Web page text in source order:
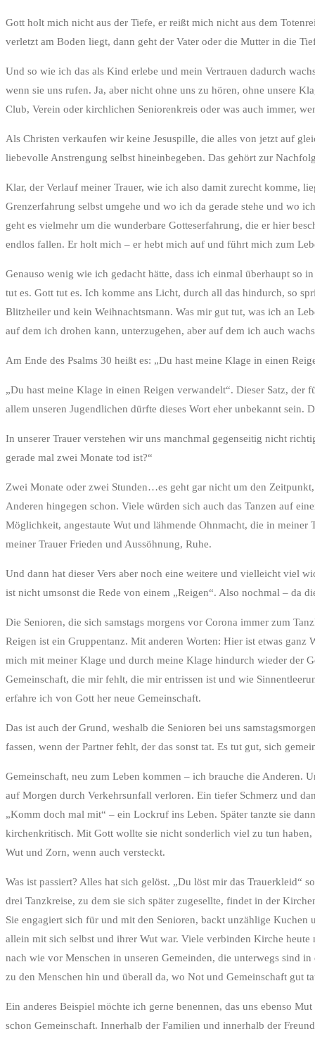
Gott holt mich nicht aus der Tiefe, er reißt mich nicht aus dem
verletzt am Boden liegt, dann geht der Vater oder die Mutter in die
Und so wie ich das als Kind erlebe und mein Vertrauen dadurch
wenn sie uns rufen. Ja, aber nicht ohne uns zu hören, ohne unsere
Club, Verein oder kirchlichen Seniorenkreis oder was auch immer,
Als Christen verkaufen wir keine Jesuspille, die alles von jetzt auf
liebevolle Anstrengung selbst hineinbegeben. Das gehört zur
Klar, der Verlauf meiner Trauer, wie ich also damit zurecht komme,
Grenzerfahrung selbst umgehe und wo ich da gerade stehe und wo
geht es vielmehr um die wunderbare Gotteserfahrung, die er hier
endlos fallen. Er holt mich – er hebt mich auf und führt mich zum
Genauso wenig wie ich gedacht hätte, dass ich einmal überhaupt
tut es. Gott tut es. Ich komme ans Licht, durch all das hindurch, so
Blitzheiler und kein Weihnachtsmann. Was mir gut tut, was ich an
auf dem ich drohen kann, unterzugehen, aber auf dem ich auch
Am Ende des Psalms 30 heißt es: „Du hast meine Klage in einen
„Du hast meine Klage in einen Reigen verwandelt“. Dieser Satz,
allem unseren Jugendlichen dürfte dieses Wort eher unbekannt sein.
In unserer Trauer verstehen wir uns manchmal gegenseitig nicht
gerade mal zwei Monate tod ist?“
Zwei Monate oder zwei Stunden…es geht gar nicht um den
Anderen hingegen schon. Viele würden sich auch das Tanzen auf
Möglichkeit, angestaute Wut und lähmende Ohnmacht, die in meiner
meiner Trauer Frieden und Aussöhnung, Ruhe.
Und dann hat dieser Vers aber noch eine weitere und vielleicht viel
ist nicht umsonst die Rede von einem „Reigen“. Also nochmal – da
Die Senioren, die sich samstags morgens vor Corona immer zum
Reigen ist ein Gruppentanz. Mit anderen Worten: Hier ist etwas ganz
mich mit meiner Klage und durch meine Klage hindurch wieder der
Gemeinschaft, die mir fehlt, die mir entrissen ist und wie
erfahre ich von Gott her neue Gemeinschaft.
Das ist auch der Grund, weshalb die Senioren bei uns
fassen, wenn der Partner fehlt, der das sonst tat. Es tut gut, sich
Gemeinschaft, neu zum Leben kommen – ich brauche die Anderen.
auf Morgen durch Verkehrsunfall verloren. Ein tiefer Schmerz und
„Komm doch mal mit“ – ein Lockruf ins Leben. Später tanzte sie
kirchenkritisch. Mit Gott wollte sie nicht sonderlich viel zu tun
Wut und Zorn, wenn auch versteckt.
Was ist passiert? Alles hat sich gelöst. „Du löst mir das Trauerkleid“
drei Tanzkreise, zu dem sie sich später zugesellte, findet in der
Sie engagiert sich für und mit den Senioren, backt unzählige
allein mit sich selbst und ihrer Wut war. Viele verbinden Kirche
nach wie vor Menschen in unseren Gemeinden, die unterwegs sind
zu den Menschen hin und überall da, wo Not und Gemeinschaft gut
Ein anderes Beispiel möchte ich gerne benennen, das uns ebenso
schon Gemeinschaft. Innerhalb der Familien und innerhalb der